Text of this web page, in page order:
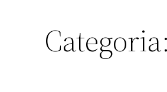
Categoria: